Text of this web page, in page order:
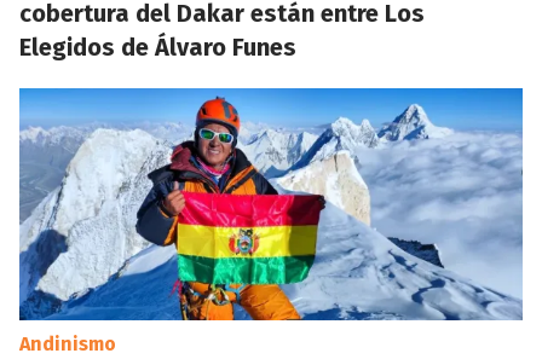
cobertura del Dakar están entre Los
Elegidos de Álvaro Funes
Andinismo